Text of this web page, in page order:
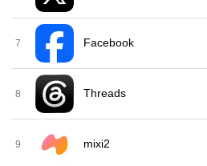
7 Facebook
8 Threads
9 mixi2